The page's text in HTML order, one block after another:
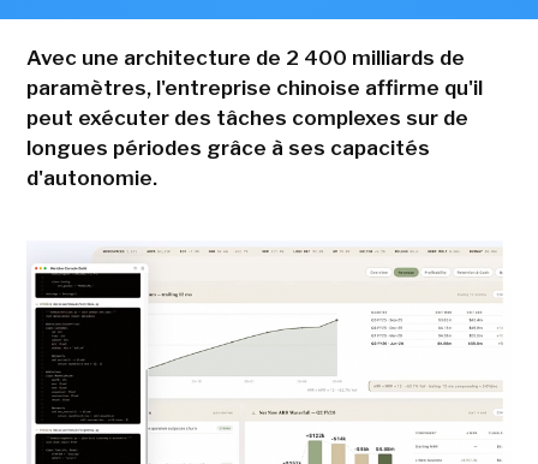
Avec une architecture de 2 400 milliards de
paramètres, l'entreprise chinoise affirme qu'il
peut exécuter des tâches complexes sur de
longues périodes grâce à ses capacités
d'autonomie.